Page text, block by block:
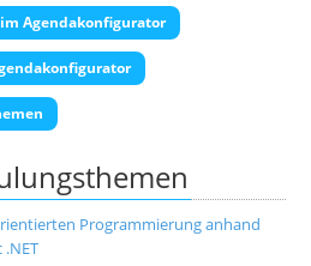
Agendakonfigurator
Programmierung anhand